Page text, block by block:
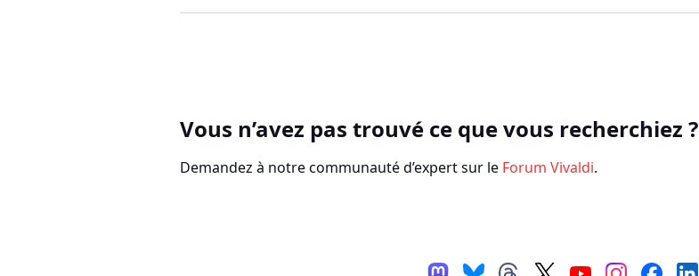
Vous n’avez pas trouvé ce que vous recherchiez ?
Demandez à notre communauté d’expert sur le Forum Vivaldi.